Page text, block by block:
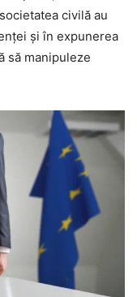
civilă au
și în expunerea
să manipuleze